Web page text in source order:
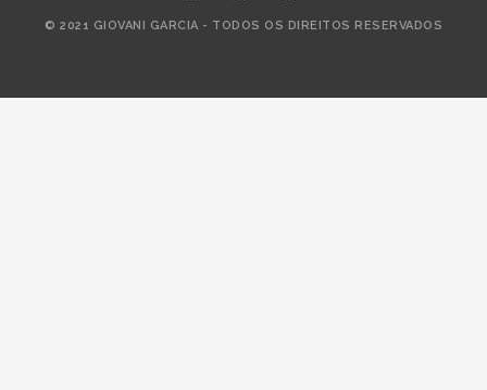
© 2021 GIOVANI GARCIA - TODOS OS DIREITOS RESERVADOS